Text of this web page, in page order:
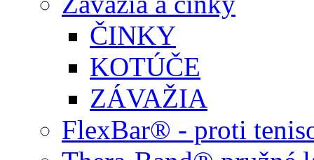
ČINKY
KOTÚČE
ZÁVAŽIA
FlexBar® - proti